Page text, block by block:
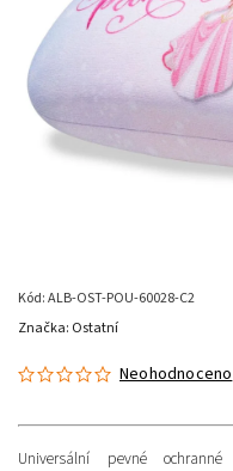
Kód:ALB-OST-POU-60028-C2
Neohodnoceno
Universální pevné
Značka: Ostatní